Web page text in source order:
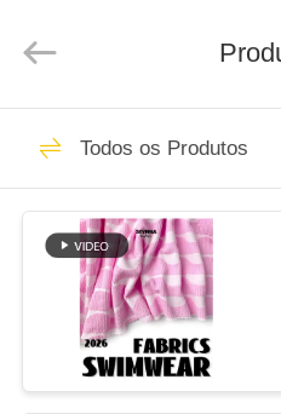
CASA
PRODUTOS
SHOW
SEVNNA
TEXTILE.
Tela
roupa de
Todos os Produtos